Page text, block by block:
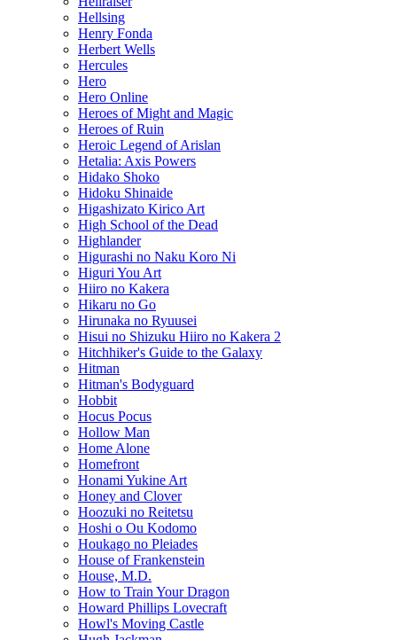
Hellsing
Henry Fonda
Herbert Wells
Hercules
Hero
Hero Online
Heroes of Might and Magic
Heroes of Ruin
Heroic Legend of Arislan
Hetalia: Axis Powers
Hidako Shoko
Hidoku Shinaide
Higashizato Kirico Art
High School of the Dead
Highlander
Higurashi no Naku Koro Ni
Higuri You Art
Hiiro no Kakera
Hikaru no Go
Hirunaka no Ryuusei
Hisui no Shizuku Hiiro no Kakera 2
Hitchhiker's Guide to the Galaxy
Hitman
Hitman's Bodyguard
Hobbit
Hocus Pocus
Hollow Man
Home Alone
Homefront
Honami Yukine Art
Honey and Clover
Hoozuki no Reitetsu
Hoshi o Ou Kodomo
Houkago no Pleiades
House of Frankenstein
House, M.D.
How to Train Your Dragon
Howard Phillips Lovecraft
Howl's Moving Castle